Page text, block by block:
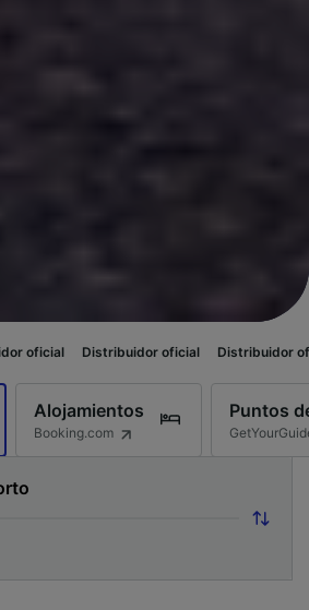
Distribuidor oficial Distribuidor oficial
Alojamientos
Booking.com
Puntos